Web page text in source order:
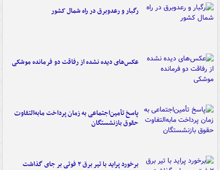
رگبار و رعدوبرق در راه شمال کشور
عکس‌های دیده نشده از رفاقت دو فرمانده‌ موشکی
پاسخ تأمین‌اجتماعی به زمان پرداخت مابه‌التفاوت
حقوق بازنشستگان
برخورد پراید با تیر برق ۲ فوتی بر جای گذاشت